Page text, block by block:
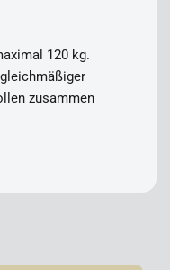
120 kg.
zusammen